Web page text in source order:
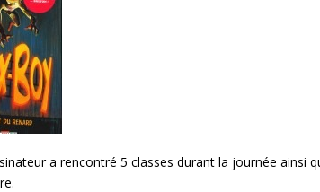
a rencontré 5 classes durant la journée ainsi